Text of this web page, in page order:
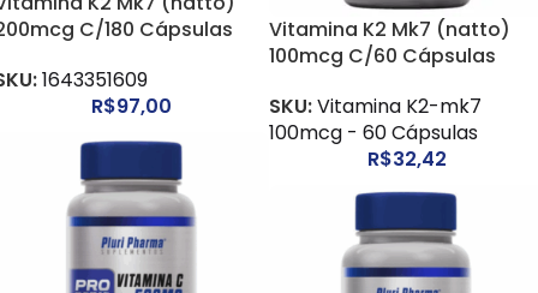
C/180 Cápsulas
1643351609
R$97,00
Vitamina K2 Mk7 (natto)
100mcg C/60 Cápsulas
SKU:Vitamina K2-mk7
100mcg - 60 Cápsulas
R$32,42